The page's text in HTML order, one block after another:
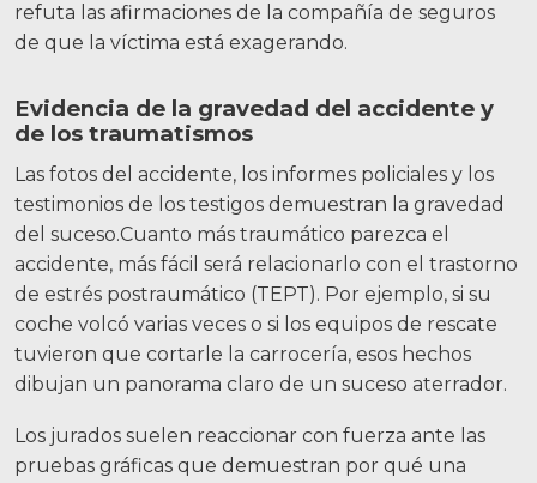
refuta las afirmaciones de la compañía de seguros
de que la víctima está exagerando.
Evidencia de la gravedad del accidente y
de los traumatismos
Las fotos del accidente, los informes policiales y los
testimonios de los testigos demuestran la gravedad
del suceso.Cuanto más traumático parezca el
accidente, más fácil será relacionarlo con el trastorno
de estrés postraumático (TEPT). Por ejemplo, si su
coche volcó varias veces o si los equipos de rescate
tuvieron que cortarle la carrocería, esos hechos
dibujan un panorama claro de un suceso aterrador.
Los jurados suelen reaccionar con fuerza ante las
pruebas gráficas que demuestran por qué una